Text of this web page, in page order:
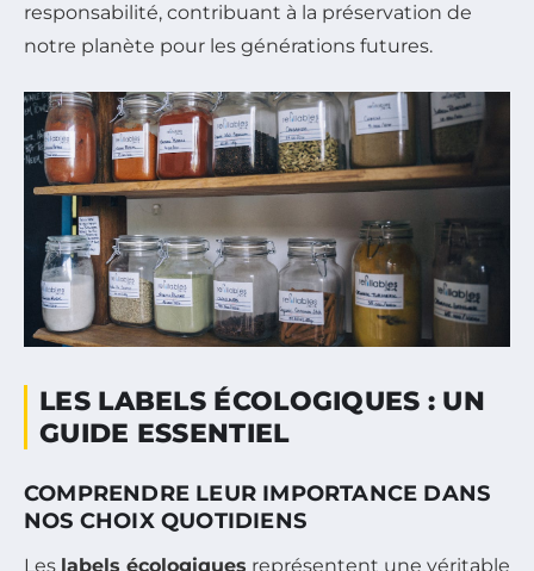
responsabilité, contribuant à la préservation de
notre planète pour les générations futures.
LES LABELS ÉCOLOGIQUES : UN
GUIDE ESSENTIEL
COMPRENDRE LEUR IMPORTANCE DANS
NOS CHOIX QUOTIDIENS
Les labels écologiques représentent une véritable